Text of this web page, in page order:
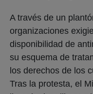
A través de un
organizaciones
disponibilidad de
su esquema de
los derechos de los
Tras la protesta, el